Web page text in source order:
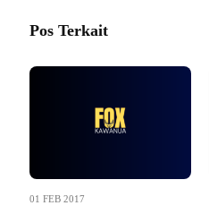
Pos Terkait
01 FEB 2017